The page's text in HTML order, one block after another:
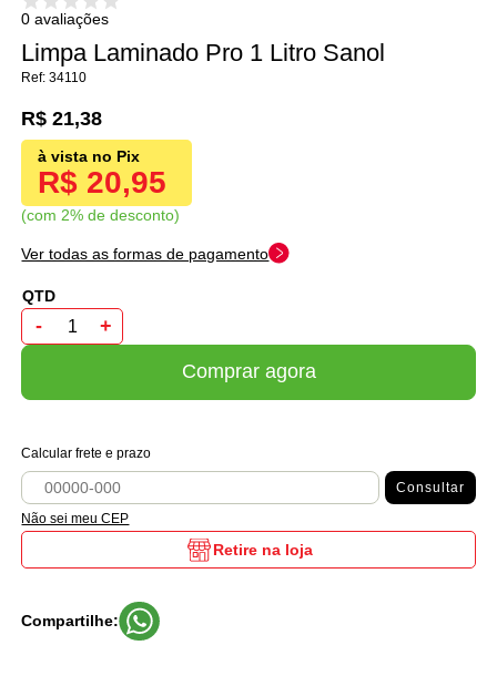
0 avaliações
Limpa Laminado Pro 1 Litro Sanol
34110
R$ 20,95
com 2% de desconto
R$ 21,38
Ver todas as formas de pagamento
- +
Comprar agora
Calcular frete e prazo
Consultar
Não sei meu CEP
Retire na loja
Compartilhe: